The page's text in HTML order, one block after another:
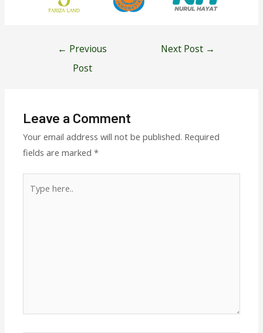
← Previous
Post
Next Post →
Leave a Comment
Your email address will not be published. Required
fields are marked*
here..